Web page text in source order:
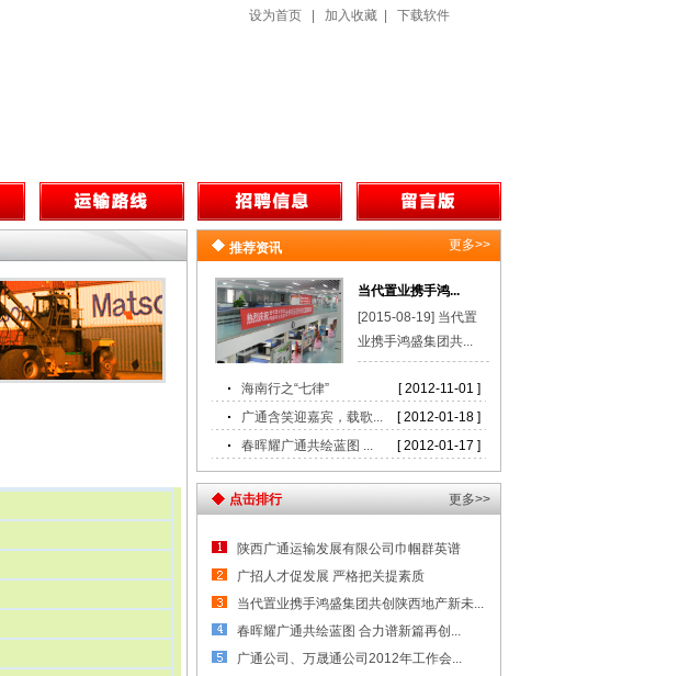
设为首页 加入收藏 下载软件
推荐资讯 更多>>
当代置业携手鸿...
[2015-08-19] 当代置
业携手鸿盛集团共...
海南行之“七律”
[ 2012-11-01 ]
广通含笑迎嘉宾，载歌...
[ 2012-01-18 ]
春晖耀广通共绘蓝图 ...
[ 2012-01-17 ]
点击排行 更多>>
陕西广通运输发展有限公司巾帼群英谱
广招人才促发展 严格把关提素质
当代置业携手鸿盛集团共创陕西地产新未...
春晖耀广通共绘蓝图 合力谱新篇再创...
广通公司、万晟通公司2012年工作会...